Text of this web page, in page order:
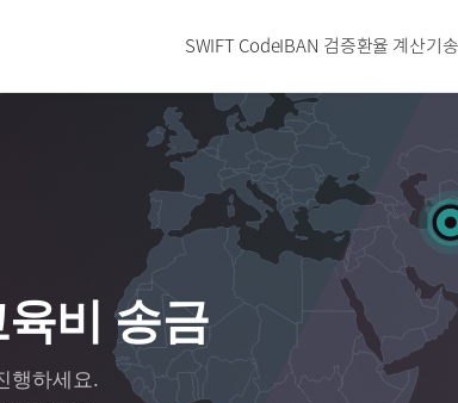
SWIFT CodeIBAN 검증환율 계산기
비 송금
행하세요.